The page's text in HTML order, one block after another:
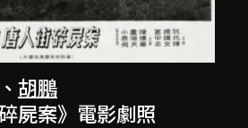
、胡鵬
屍案》電影劇照